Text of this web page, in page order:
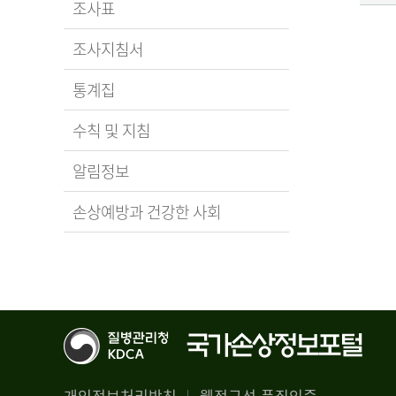
조사표
조사지침서
통계집
수칙 및 지침
알림정보
손상예방과 건강한 사회